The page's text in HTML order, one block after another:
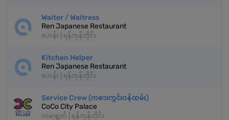
Waiter / Waitress
Ren Japanese Restaurant
ဗဟန်း | ရန်ကုန်တိုင်း
Kitchen Helper
Ren Japanese Restaurant
ဗဟန်း | ရန်ကုန်တိုင်း
Service Crew (ကစားကွင်းဝန်ထမ်း)
CoCo City Palace
ကမာရွတ် | ရန်ကုန်တိုင်း